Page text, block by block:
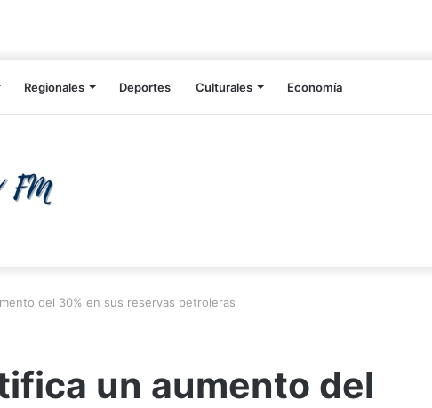
Regionales Deportes Culturales Economía
del 30% en sus reservas petroleras
un aumento del